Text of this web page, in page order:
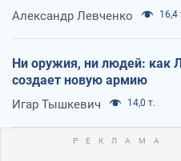
Александр Левченко 16,4
Ни оружия, ни людей: как
создает новую армию
Игар Тышкевич 14,0 т.